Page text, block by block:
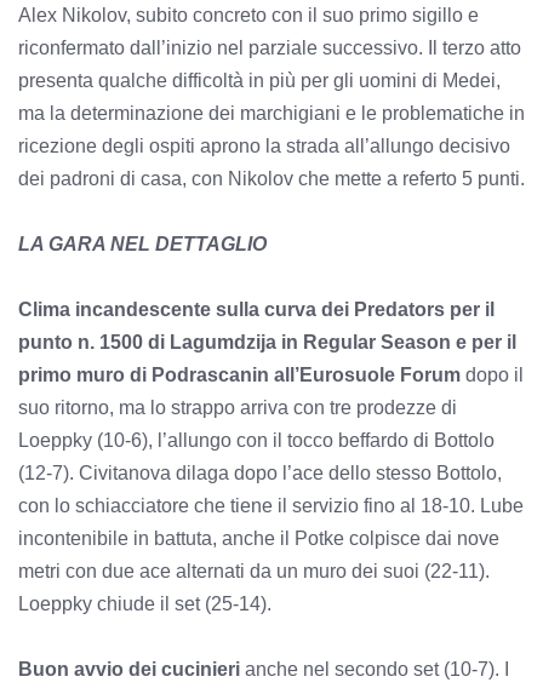
Alex Nikolov, subito concreto con il suo primo sigillo e
riconfermato dall’inizio nel parziale successivo. Il terzo atto
presenta qualche difficoltà in più per gli uomini di Medei,
ma la determinazione dei marchigiani e le problematiche in
ricezione degli ospiti aprono la strada all’allungo decisivo
dei padroni di casa, con Nikolov che mette a referto 5 punti.
LA GARA NEL DETTAGLIO
Clima incandescente sulla curva dei Predators per il
punto n. 1500 di Lagumdzija in Regular Season e per il
primo muro di Podrascanin all’Eurosuole Forum dopo il
suo ritorno, ma lo strappo arriva con tre prodezze di
Loeppky (10-6), l’allungo con il tocco beffardo di Bottolo
(12-7). Civitanova dilaga dopo l’ace dello stesso Bottolo,
con lo schiacciatore che tiene il servizio fino al 18-10. Lube
incontenibile in battuta, anche il Potke colpisce dai nove
metri con due ace alternati da un muro dei suoi (22-11).
Loeppky chiude il set (25-14).
Buon avvio dei cucinieri anche nel secondo set (10-7). I